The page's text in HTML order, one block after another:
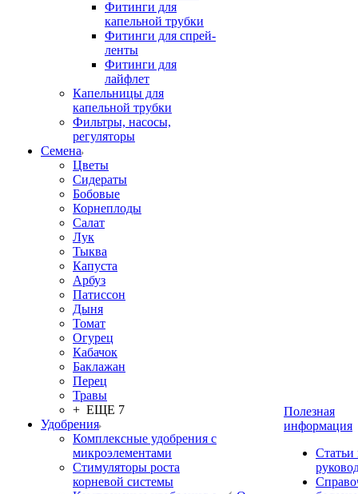
Фитинги для
капельной трубки
Фитинги для спрей-
ленты
Фитинги для
лайфлет
Капельницы для
капельной трубки
Фильтры, насосы,
регуляторы
Семена
Цветы
Сидераты
Бобовые
Корнеплоды
Салат
Лук
Тыква
Капуста
Арбуз
Патиссон
Дыня
Томат
Огурец
Кабачок
Баклажан
Перец
Травы
+ ЕЩЕ 7
Удобрения
Комплексные удобрения с
микроэлементами
Стимуляторы роста
корневой системы
Полезная
информация
Статьи